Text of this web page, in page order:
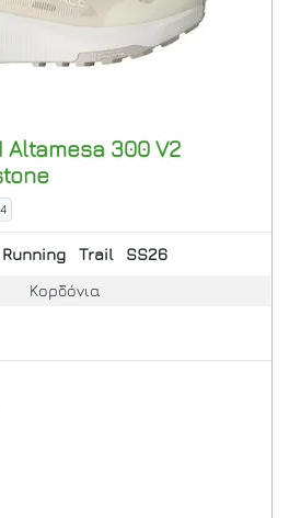
Altamesa 300 V2
Running Trail
SS26
Κορδόνια